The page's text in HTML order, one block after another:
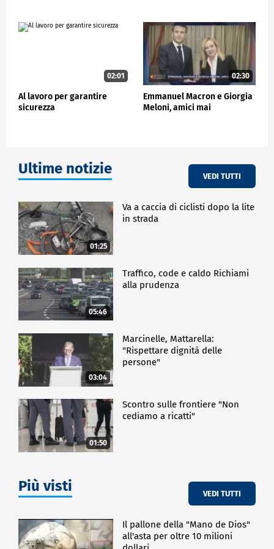
02:01
Al lavoro per garantire
sicurezza
02:30
Emmanuel Macron e Giorgia
Meloni, amici mai
Ultime notizie VEDI TUTTI
01:25
Va a caccia di ciclisti dopo la lite
in strada
05:46
Traffico, code e caldo Richiami
alla prudenza
03:04
Marcinelle, Mattarella:
"Rispettare dignità delle
persone"
01:50
Scontro sulle frontiere "Non
cediamo a ricatti"
Più visti VEDI TUTTI
Il pallone della "Mano de Dios"
all'asta per oltre 10 milioni